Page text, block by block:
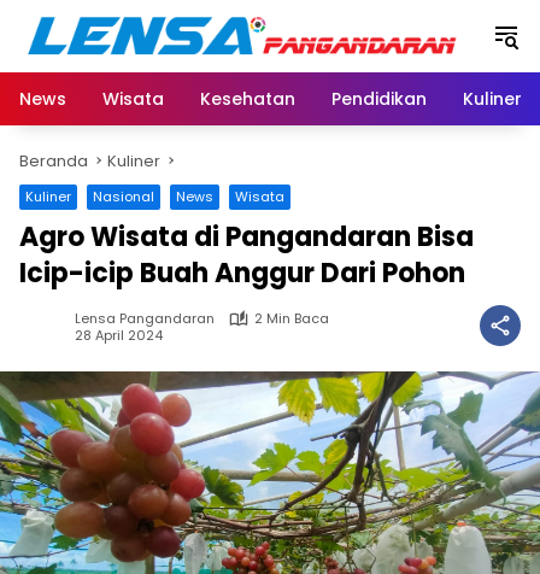
Langsung
konten
News
Wisata Kesehatan Pendidikan Kuliner
Beranda Kuliner
Kuliner Nasional News Wisata
Agro Wisata di Pangandaran Bisa
Icip-icip Buah Anggur Dari Pohon
Lensa Pangandaran
2 Min Baca
28 April 2024